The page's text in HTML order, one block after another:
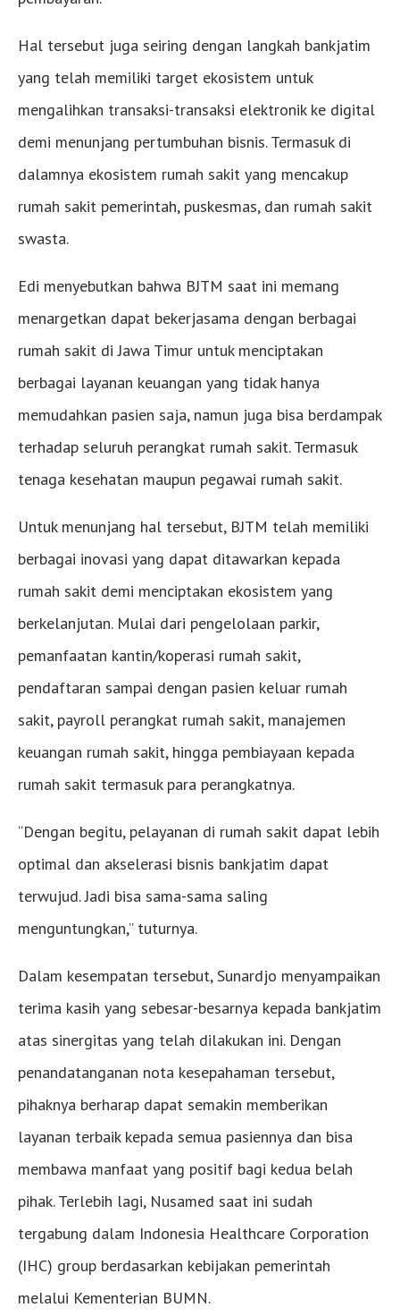
Hal tersebut juga seiring dengan langkah bankjatim
yang telah memiliki target ekosistem untuk
mengalihkan transaksi-transaksi elektronik ke digital
demi menunjang pertumbuhan bisnis. Termasuk di
dalamnya ekosistem rumah sakit yang mencakup
rumah sakit pemerintah, puskesmas, dan rumah sakit
swasta.
Edi menyebutkan bahwa BJTM saat ini memang
menargetkan dapat bekerjasama dengan berbagai
rumah sakit di Jawa Timur untuk menciptakan
berbagai layanan keuangan yang tidak hanya
memudahkan pasien saja, namun juga bisa berdampak
terhadap seluruh perangkat rumah sakit. Termasuk
tenaga kesehatan maupun pegawai rumah sakit.
Untuk menunjang hal tersebut, BJTM telah memiliki
berbagai inovasi yang dapat ditawarkan kepada
rumah sakit demi menciptakan ekosistem yang
berkelanjutan. Mulai dari pengelolaan parkir,
pemanfaatan kantin/koperasi rumah sakit,
pendaftaran sampai dengan pasien keluar rumah
sakit, payroll perangkat rumah sakit, manajemen
keuangan rumah sakit, hingga pembiayaan kepada
rumah sakit termasuk para perangkatnya.
“Dengan begitu, pelayanan di rumah sakit dapat lebih
optimal dan akselerasi bisnis bankjatim dapat
terwujud. Jadi bisa sama-sama saling
menguntungkan,” tuturnya.
Dalam kesempatan tersebut, Sunardjo menyampaikan
terima kasih yang sebesar-besarnya kepada bankjatim
atas sinergitas yang telah dilakukan ini. Dengan
penandatanganan nota kesepahaman tersebut,
pihaknya berharap dapat semakin memberikan
layanan terbaik kepada semua pasiennya dan bisa
membawa manfaat yang positif bagi kedua belah
pihak. Terlebih lagi, Nusamed saat ini sudah
tergabung dalam Indonesia Healthcare Corporation
(IHC) group berdasarkan kebijakan pemerintah
melalui Kementerian BUMN.